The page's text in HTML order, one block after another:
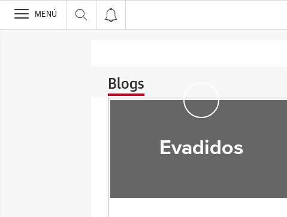
>
MENÚ
Blogs
Evadidos